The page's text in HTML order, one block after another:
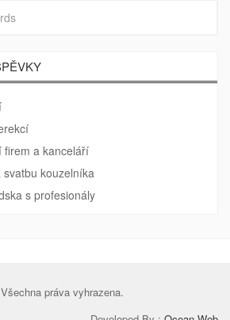
firem a kanceláří
svatbu kouzelníka
s profesionály
práva vyhrazena.